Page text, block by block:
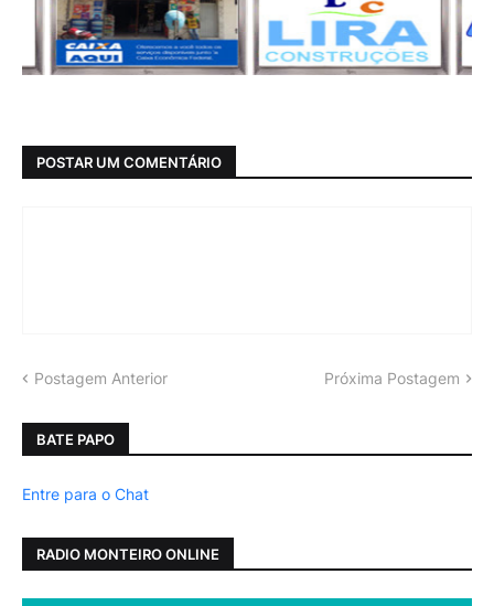
POSTAR UM COMENTÁRIO
Postagem Anterior Próxima Postagem
BATE PAPO
Entre para o Chat
RADIO MONTEIRO ONLINE